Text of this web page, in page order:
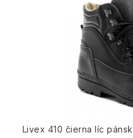
Livex 410 čierna líc